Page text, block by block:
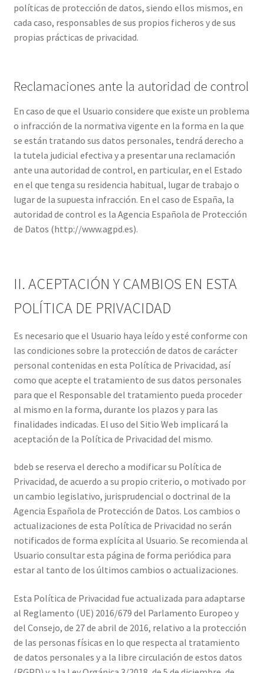
políticas de protección de datos, siendo ellos mismos, en
cada caso, responsables de sus propios ficheros y de sus
propias prácticas de privacidad.
Reclamaciones ante la autoridad de control
En caso de que el Usuario considere que existe un problema
o infracción de la normativa vigente en la forma en la que
se están tratando sus datos personales, tendrá derecho a
la tutela judicial efectiva y a presentar una reclamación
ante una autoridad de control, en particular, en el Estado
en el que tenga su residencia habitual, lugar de trabajo o
lugar de la supuesta infracción. En el caso de España, la
autoridad de control es la Agencia Española de Protección
de Datos (http://www.agpd.es).
II. ACEPTACIÓN Y CAMBIOS EN ESTA
POLÍTICA DE PRIVACIDAD
Es necesario que el Usuario haya leído y esté conforme con
las condiciones sobre la protección de datos de carácter
personal contenidas en esta Política de Privacidad, así
como que acepte el tratamiento de sus datos personales
para que el Responsable del tratamiento pueda proceder
al mismo en la forma, durante los plazos y para las
finalidades indicadas. El uso del Sitio Web implicará la
aceptación de la Política de Privacidad del mismo.
bdeb se reserva el derecho a modificar su Política de
Privacidad, de acuerdo a su propio criterio, o motivado por
un cambio legislativo, jurisprudencial o doctrinal de la
Agencia Española de Protección de Datos. Los cambios o
actualizaciones de esta Política de Privacidad no serán
notificados de forma explícita al Usuario. Se recomienda al
Usuario consultar esta página de forma periódica para
estar al tanto de los últimos cambios o actualizaciones.
Esta Política de Privacidad fue actualizada para adaptarse
al Reglamento (UE) 2016/679 del Parlamento Europeo y
del Consejo, de 27 de abril de 2016, relativo a la protección
de las personas físicas en lo que respecta al tratamiento
de datos personales y a la libre circulación de estos datos